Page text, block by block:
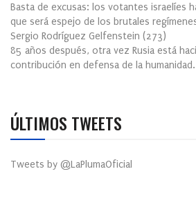
Basta de excusas: los votantes israelíes
que será espejo de los brutales
Sergio Rodríguez Gelfenstein (273)
85 años después, otra vez Rusia está
contribución en defensa de la humanidad.
ÚLTIMOS TWEETS
Tweets by @LaPlumaOficial